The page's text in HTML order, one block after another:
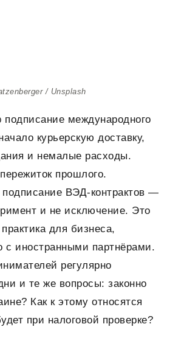
/ Unsplash
подписание международного
курьерскую доставку,
и немалые расходы.
прошлого.
подписание ВЭД-контрактов —
и не исключение. Это
для бизнеса,
с иностранными партнёрами.
регулярно
и те же вопросы: законно
Как к этому относятся
при налоговой проверке?